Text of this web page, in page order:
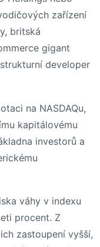
zařízení
britská
gigant
developer
na NASDAQu,
kapitálovému
investorů a
váhy v indexu
procent. Z
zastoupení vyšší,